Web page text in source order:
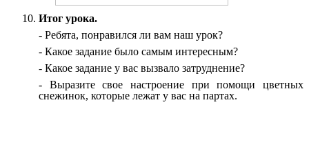
Итог урока.
- Ребята, понравился ли вам наш урок?
- Какое задание было самым интересным?
- Какое задание у вас вызвало затруднение?
- Выразите свое настроение при помощи цветных
снежинок, которые лежат у вас на партах.